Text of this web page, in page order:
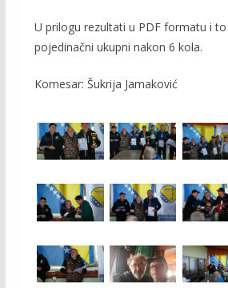
U prilogu rezultati u PDF formatu i
pojedinačni ukupni nakon 6 kola.
Komesar: Šukrija Jamaković